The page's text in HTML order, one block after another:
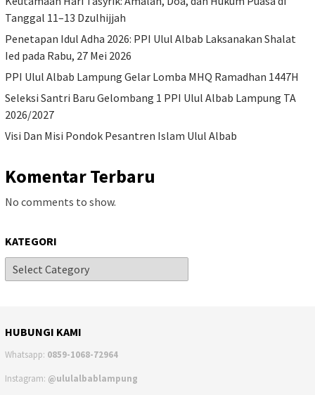
Tanggal 11–13 Dzulhijjah
Penetapan Idul Adha 2026: PPI Ulul Albab Laksanakan Shalat
Ied pada Rabu, 27 Mei 2026
PPI Ulul Albab Lampung Gelar Lomba MHQ Ramadhan 1447H
Seleksi Santri Baru Gelombang 1 PPI Ulul Albab Lampung TA
2026/2027
Visi Dan Misi Pondok Pesantren Islam Ulul Albab
Komentar Terbaru
No comments to show.
KATEGORI
HUBUNGI KAMI
Whatsapp: 0859-1068-72964
Instagram: @ululalbablampung